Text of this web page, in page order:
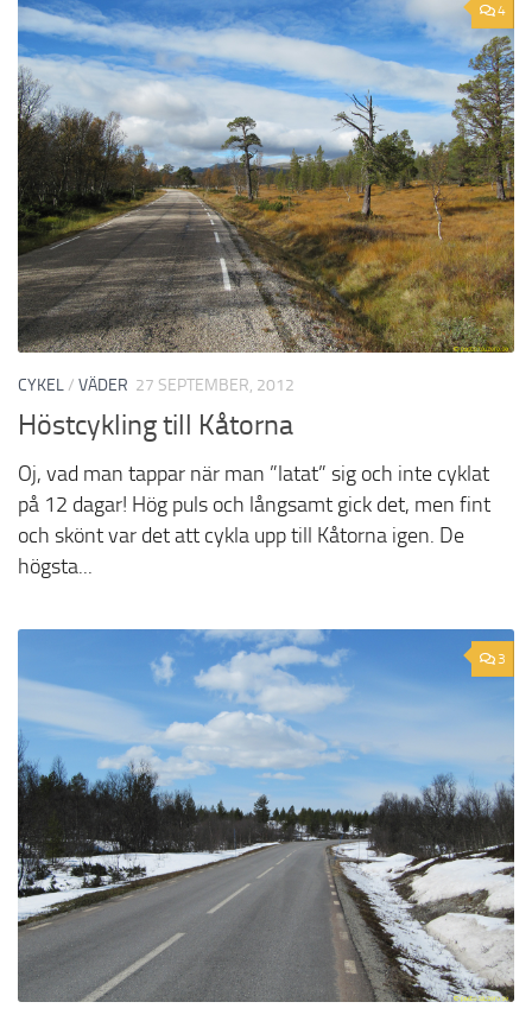
4
CYKEL/ VÄDER 27 SEPTEMBER, 2012
Höstcykling till Kåtorna
Oj, vad man tappar när man ”latat” sig och inte cyklat
på 12 dagar! Hög puls och långsamt gick det, men fint
och skönt var det att cykla upp till Kåtorna igen. De
högsta...
3